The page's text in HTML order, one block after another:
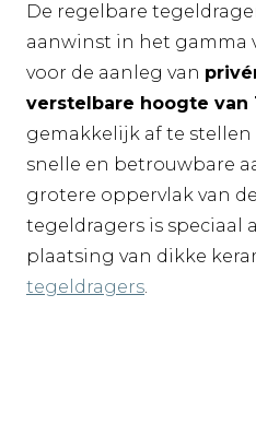
De regelbare
aanwinst in het gamma
voor de aanleg van
verstelbare hoogte van
gemakkelijk af te
snelle en betrouwbare
grotere oppervlak van
tegeldragers is speciaal
plaatsing van dikke
tegeldragers.